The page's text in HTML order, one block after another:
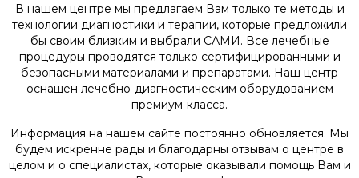
В нашем центре мы предлагаем Вам только те методы и
технологии диагностики и терапии, которые предложили
бы своим близким и выбрали САМИ. Все лечебные
процедуры проводятся только сертифицированными и
безопасными материалами и препаратами. Наш центр
оснащен лечебно-диагностическим оборудованием
премиум-класса.
Информация на нашем сайте постоянно обновляется. Мы
будем искренне рады и благодарны отзывам о центре в
целом и о специалистах, которые оказывали помощь Вам и